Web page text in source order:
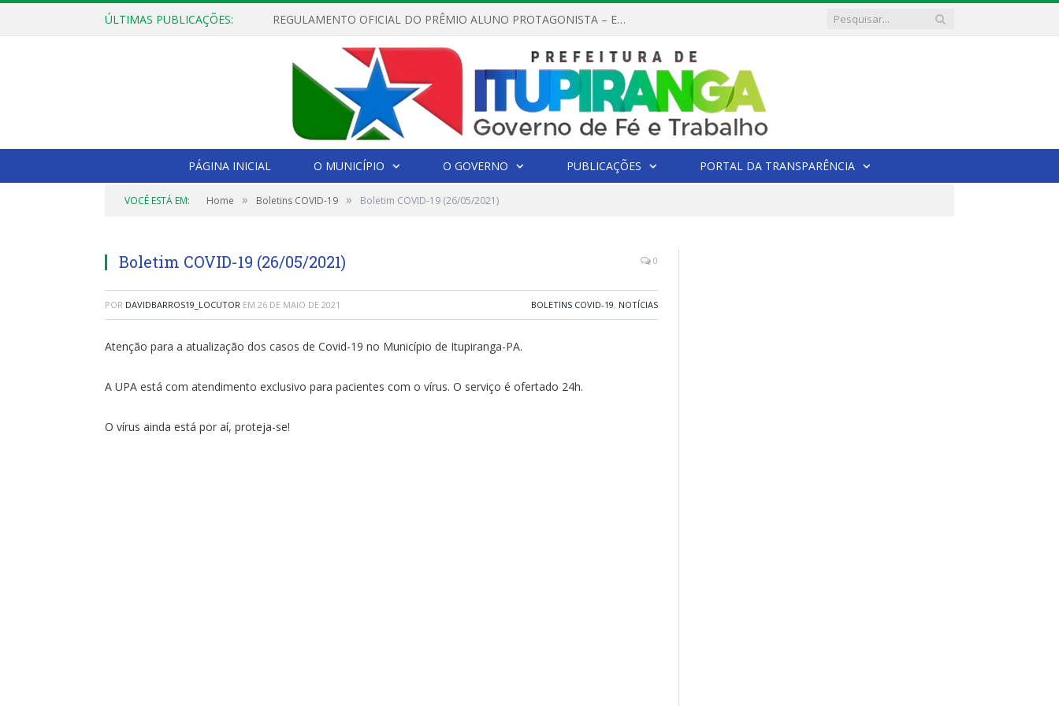
ÚLTIMAS PUBLICAÇÕES: REGULAMENTO OFICIAL DO PRÊMIO ALUNO PROTAGONISTA – EDIÇÃO 2026
PÁGINA INICIAL O MUNICÍPIO O GOVERNO PUBLICAÇÕES PORTAL DA TRANSPARÊNCIA
VOCÊ ESTÁ EM: Home » Boletins COVID-19 » Boletim COVID-19 (26/05/2021)
Boletim COVID-19 (26/05/2021) 0
POR DAVIDBARROS19_LOCUTOR EM 26 DE MAIO DE 2021 BOLETINS COVID-19, NOTÍCIAS
Atenção para a atualização dos casos de Covid-19 no Município de Itupiranga-PA.
A UPA está com atendimento exclusivo para pacientes com o vírus. O serviço é ofertado 24h.
O vírus ainda está por aí, proteja-se!